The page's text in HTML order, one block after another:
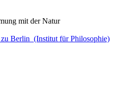
mit der Natur
Berlin (Institut für Philosophie)